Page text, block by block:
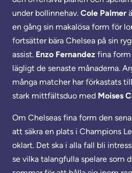
under bollinnehav. Cole Palmer
en gång sin makalösa form för
fortsätter bära Chelsea på sin
assist. Enzo Fernandez fina
lägligt de senaste månaderna.
många matcher har förkastats
stark mittfältsduo med Moises
Om Chelseas fina form den
att säkra en plats i Champions
oklart. Det ska i alla fall bli
se vilka talangfulla spelare som